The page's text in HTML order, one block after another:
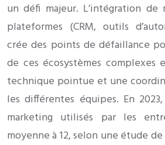
un défi majeur. L’intégration
plateformes (CRM, outils
crée des points de défaillance
de ces écosystèmes complexes
technique pointue et une
les différentes équipes. En
marketing utilisés par les
moyenne à 12, selon une étude